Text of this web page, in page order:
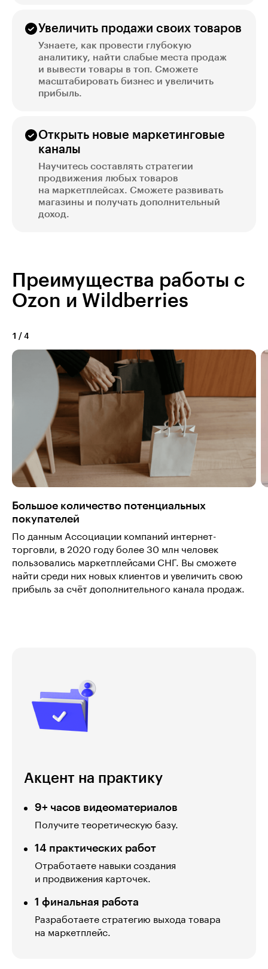
Увеличить продажи своих товаров
Узнаете, как провести глубокую
аналитику, найти слабые места продаж
и вывести товары в топ. Сможете
масштабировать бизнес и увеличить
прибыль.
Открыть новые маркетинговые
каналы
Научитесь составлять стратегии
продвижения любых товаров
на маркетплейсах. Сможете развивать
магазины и получать дополнительный
доход.
Преимущества работы с
Ozon и Wildberries
1 / 4
Большое количество потенциальных
покупателей
По данным Ассоциации компаний интернет-
торговли, в 2020 году более 30 млн человек
пользовались маркетплейсами СНГ. Вы сможете
найти среди них новых клиентов и увеличить свою
прибыль за счёт дополнительного канала продаж.
Акцент на практику
9+ часов видеоматериалов
Получите теоретическую базу.
14 практических работ
Отработаете навыки создания
и продвижения карточек.
1 финальная работа
Разработаете стратегию выхода товара
на маркетплейс.